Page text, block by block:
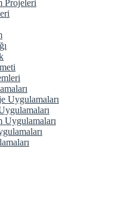
Projeleri
Uygulamaları
Uygulamaları